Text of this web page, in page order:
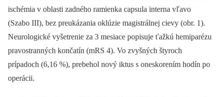
ischémia v oblasti zadného ramienka capsula interna vľavo
(Szabo III), bez preukázania oklúzie magistrálnej cievy (obr. 1).
Neurologické vyšetrenie za 3 mesiace popisuje ťažkú hemiparézu
pravostranných končatín (mRS 4). Vo zvyšných štyroch
prípadoch (6,16 %), prebehol nový iktus s oneskorením hodín po
operácii.